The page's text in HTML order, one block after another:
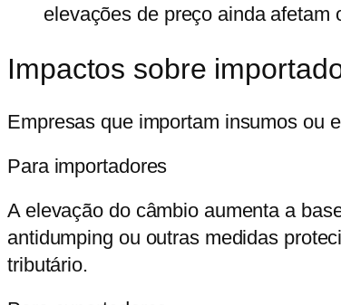
elevações de preço ainda afetam
Impactos sobre
Empresas que importam insumos ou
Para importadores
A elevação do câmbio aumenta a
antidumping ou outras medidas
tributário.